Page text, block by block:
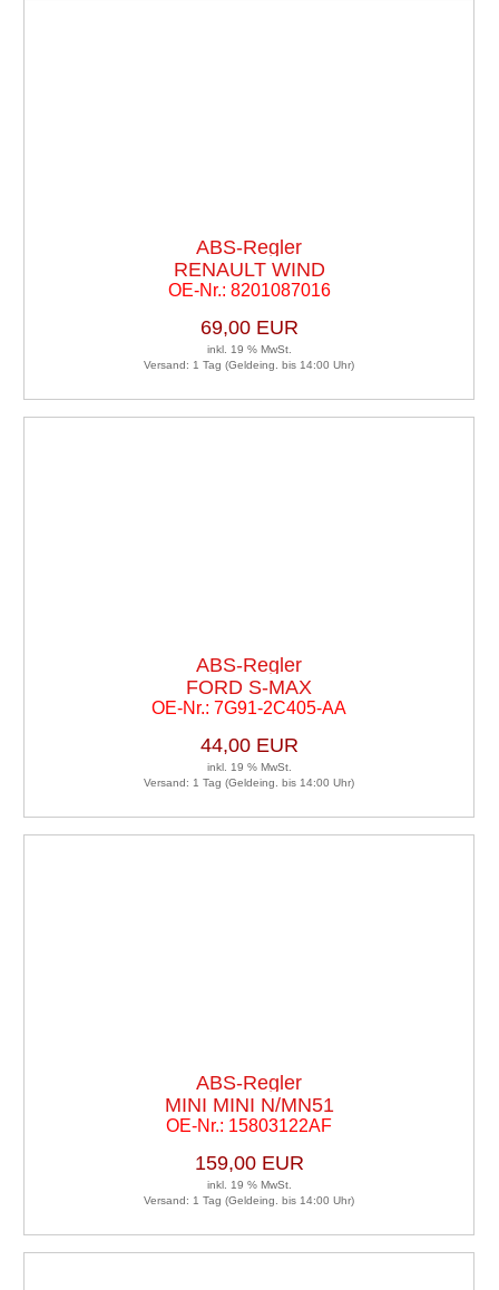
ABS-Regler
RENAULT WIND
OE-Nr.: 8201087016
69,00 EUR
inkl. 19 % MwSt.
Versand: 1 Tag (Geldeing. bis 14:00 Uhr)
ABS-Regler
FORD S-MAX
OE-Nr.: 7G91-2C405-AA
44,00 EUR
inkl. 19 % MwSt.
Versand: 1 Tag (Geldeing. bis 14:00 Uhr)
ABS-Regler
MINI MINI N/MN51
OE-Nr.: 15803122AF
159,00 EUR
inkl. 19 % MwSt.
Versand: 1 Tag (Geldeing. bis 14:00 Uhr)